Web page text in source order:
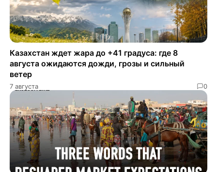
Казахстан ждет жара до +41 градуса: где 8
августа ожидаются дожди, грозы и сильный
ветер
7 августа 0